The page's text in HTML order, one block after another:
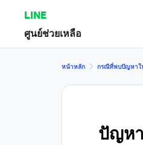
LINE
ศูนย์ช่วยเหลือ
หน้าหลัก กรณีที่พบปัญหาใ
ปัญห